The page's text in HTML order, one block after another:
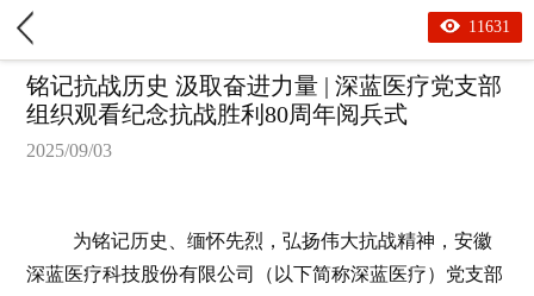
11631
铭记抗战历史 汲取奋进力量 | 深蓝医疗党支部
组织观看纪念抗战胜利80周年阅兵式
2025/09/03
为铭记历史、缅怀先烈，弘扬伟大抗战精神，安徽
深蓝医疗科技股份有限公司（以下简称深蓝医疗）党支部